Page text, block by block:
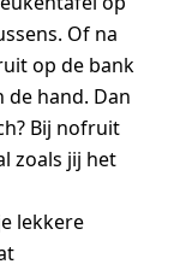
Of na
op de bank
hand. Dan
Bij nofruit
zoals jij het
lekkere